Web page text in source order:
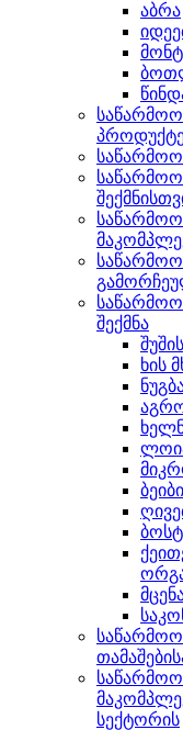
აბრა
საწარმოო
შექმნა
ხის
სექტორის